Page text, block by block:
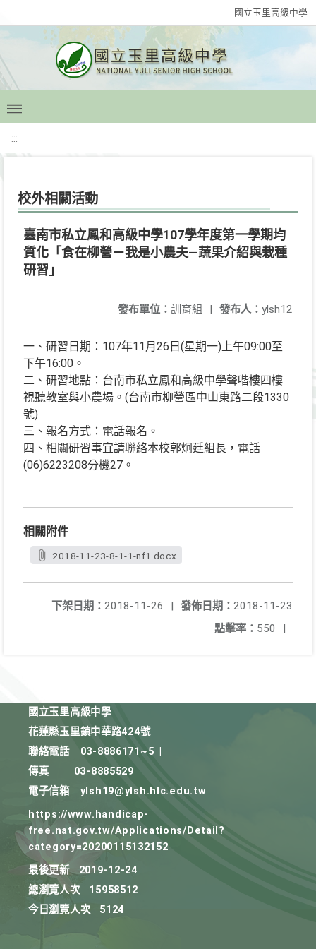
國立玉里高級中學
:::
校外相關活動
臺南市私立鳳和高級中學107學年度第一學期均
質化「食在柳營－我是小農夫—蔬果介紹與栽種
研習」
發布人： ylsh12
發布單位： 訓育組 |
一、研習日期：107年11月26日(星期一)上午09:00至
下午16:00。
二、研習地點：台南市私立鳳和高級中學聲喈樓四樓
視聽教室與小農場。(台南市柳營區中山東路二段1330
號)
三、報名方式：電話報名。
四、相關研習事宜請聯絡本校郭炯廷組長，電話
(06)6223208分機27。
相關附件
2018-11-23-8-1-1-nf1.docx
發佈日期： 2018-11-23
下架日期： 2018-11-26
|
點擊率： 550 |
國立玉里高級中學
花蓮縣玉里鎮中華路424號
聯絡電話
03-8886171~5
傳真
03-8885529
電子信箱
ylsh19@ylsh.hlc.edu.tw
https://www.handicap-
free.nat.gov.tw/Applications/Detail?
category=20200115132152
最後更新
2019-12-24
總瀏覽人次
15958512
今日瀏覽人次
5124